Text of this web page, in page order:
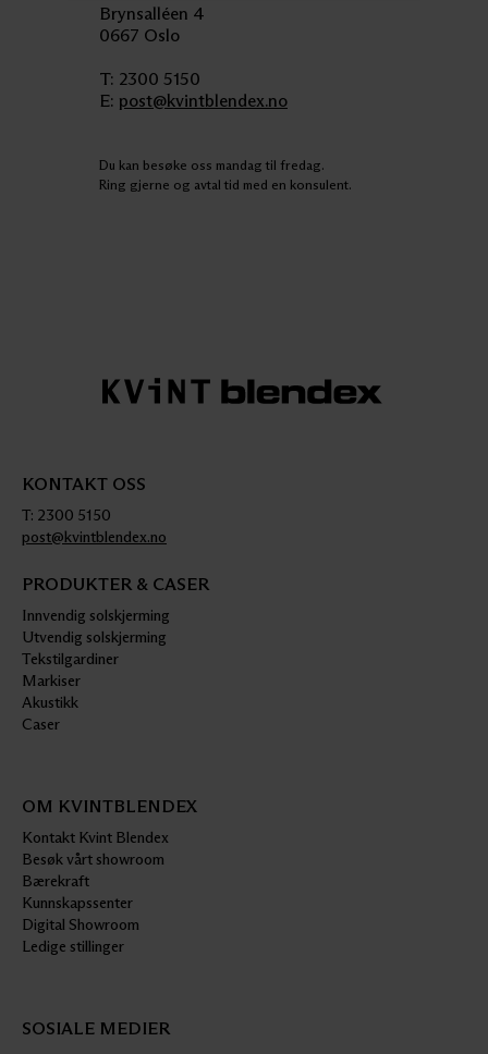
Brynsalléen 4
0667 Oslo
T: 2300 5150
E: post@kvintblendex.no
Du kan besøke oss mandag til fredag.
Ring gjerne og avtal tid med en konsulent.
KONTAKT OSS
T: 2300 5150
post@kvintblendex.no
PRODUKTER & CASER
Innvendig solskjerming
Utvendig solskjerming
Tekstilgardiner
Markiser
Akustikk
Caser
OM KVINTBLENDEX
Kontakt Kvint Blendex
Besøk vårt showroom
Bærekraft
Kunnskapssenter
Digital Showroom
Ledige stillinger
SOSIALE MEDIER